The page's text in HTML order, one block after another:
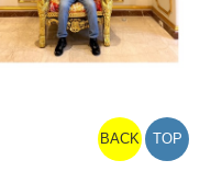
BACK TOP